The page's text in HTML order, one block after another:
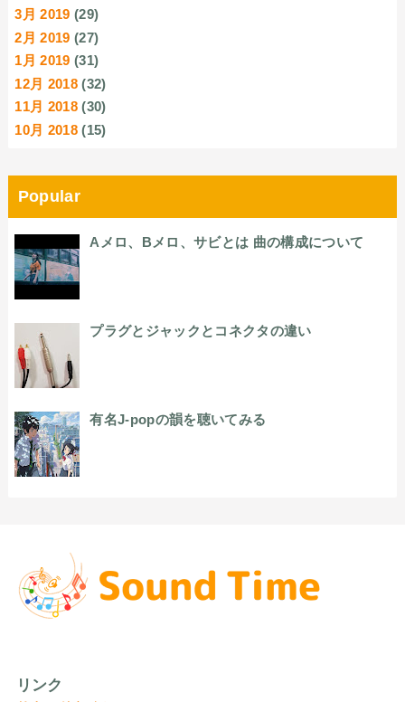
3月 2019 (29)
2月 2019 (27)
1月 2019 (31)
12月 2018 (32)
11月 2018 (30)
10月 2018 (15)
Popular
Aメロ、Bメロ、サビとは 曲の構成について
プラグとジャックとコネクタの違い
有名J-popの韻を聴いてみる
リンク